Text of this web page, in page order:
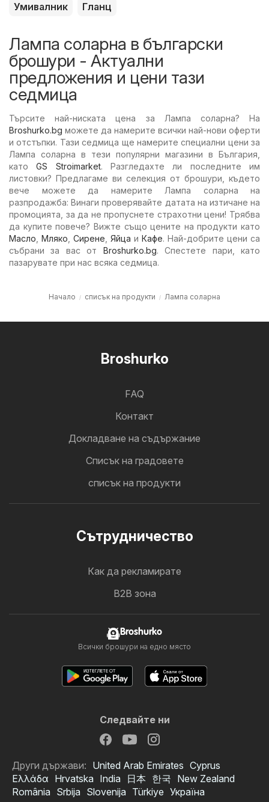
Умивалник
Гланц
Лампа соларна в български
брошури - Актуални
предложения и цени тази
седмица
Търсите най-ниската цена за Лампа соларна? На
Broshurko.bg можете да намерите всички най-нови оферти
и отстъпки. Тази седмица ще намерите специални цени за
Лампа соларна в тези популярни магазини в България,
катоGS Stroimarket. Разгледахте ли последните им
листовки? Предлагаме ви селекция от брошури, където
вече можете да намерите Лампа соларна на
разпродажба: Винаги проверявайте датата на изтичане на
промоцията, за да не пропуснете страхотни цени! Трябва
да купите повече? Вижте също цените на продукти като
Масло Мляко Сирене Яйца и Кафе. Най-добрите цени са
събрани за вас от Broshurko.bg. Спестете пари, като
пазарувате при нас всяка седмица.
Начало списък на продукти Лампа соларна
Broshurko
FAQ
Контакт
Докладване на съдържание
Cписък на градовете
списък на продукти
Cътрудничество
Как да рекламирате
B2B зона
Broshurko
Всички брошури на едно място
Следвайте ни
Други държави: United Arab Emirates Cyprus
Ελλάδα Hrvatska India 日本 한국 New Zealand
România Srbija Slovenija Türkiye Україна